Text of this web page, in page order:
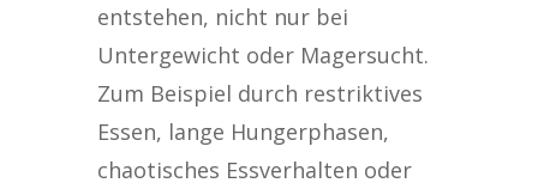
entstehen, nicht nur bei
Untergewicht oder Magersucht.
Zum Beispiel durch restriktives
Essen, lange Hungerphasen,
chaotisches Essverhalten oder